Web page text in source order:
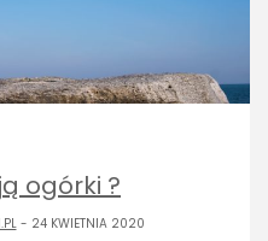
ogórki ?
- 24 KWIETNIA 2020